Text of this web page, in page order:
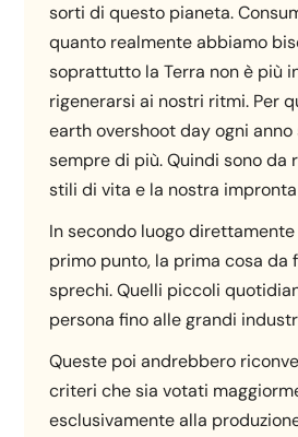
sorti di questo pianeta.
quanto realmente abbiamo
soprattutto la Terra non è più
rigenerarsi ai nostri ritmi. Per
earth overshoot day ogni
sempre di più. Quindi sono da
stili di vita e la nostra
In secondo luogo
primo punto, la prima cosa da
sprechi. Quelli piccoli
persona fino alle grandi
Queste poi andrebbero
criteri che sia votati
esclusivamente alla